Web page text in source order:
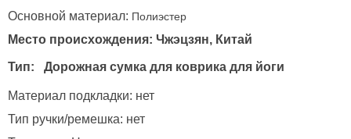
Основной материал: Полиэстер
Место происхождения: Чжэцзян, Китай
Тип: Дорожная сумка для коврика для йоги
Материал подкладки: нет
Тип ручки/ремешка: нет